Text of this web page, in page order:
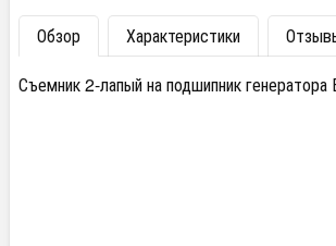
Обзор Характеристики
Съемник 2-лапый на подшипник